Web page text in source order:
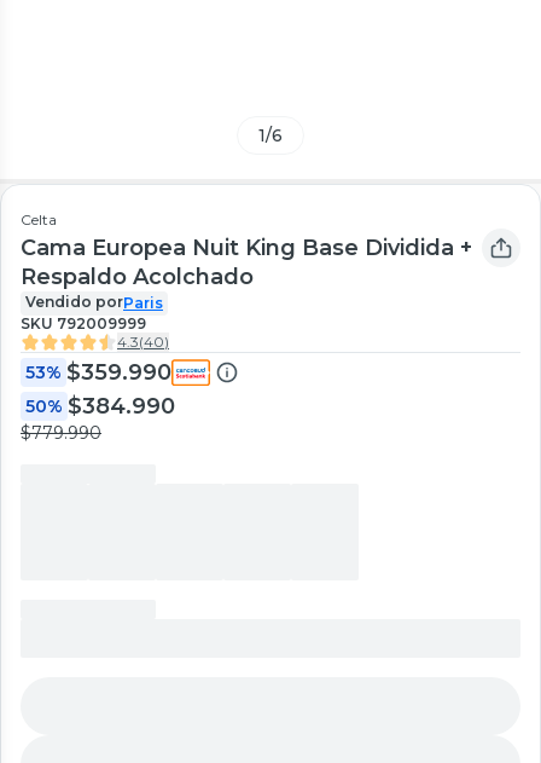
1/6
Celta
Cama Europea Nuit King Base Dividida +
Respaldo Acolchado
Vendido porParis
SKU 792009999
4.3(40)
53% $359.990
50% $384.990
$779.990